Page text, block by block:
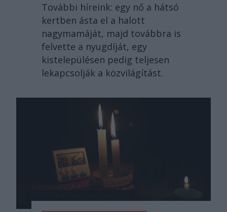
További híreink: egy nő a hátsó
kertben ásta el a halott
nagymamáját, majd továbbra is
felvette a nyugdíját, egy
kistelepülésen pedig teljesen
lekapcsolják a közvilágítást.